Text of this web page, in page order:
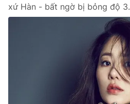
Pháp luật
xứ Hàn - bất ngờ bị bỏng độ 3.